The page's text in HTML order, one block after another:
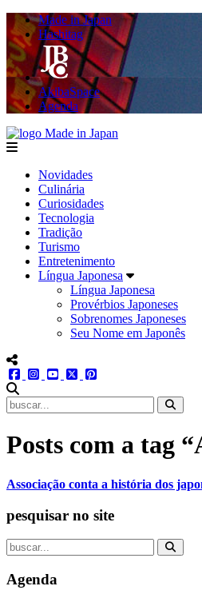
Made in Japan
Hashitag
AkibaSpace
Agenda
menu
Novidades
Culinária
Curiosidades
Tecnologia
Tradição
Turismo
Entretenimento
Língua Japonesa
Língua Japonesa
Provérbios Japoneses
Sobrenomes Japoneses
Seu Nome em Japonês
menu redes social
facebookinstagram
youtube
twitter
Posts com a tag
Associação conta a história dos
pesquisar no site
Agenda